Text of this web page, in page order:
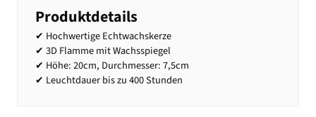
Produktdetails
✔ Hochwertige Echtwachskerze
✔ 3D Flamme mit Wachsspiegel
✔ Höhe: 20cm, Durchmesser: 7,5cm
✔ Leuchtdauer bis zu 400 Stunden